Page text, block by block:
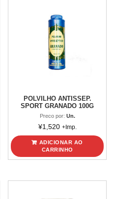
POLVILHO ANTISSEP.
SPORT GRANADO 100G
Preco por: Un.
¥1,520 +Imp.
ADICIONAR AO
CARRINHO